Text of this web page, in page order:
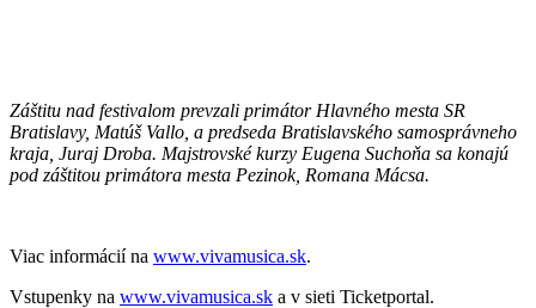
Záštitu nad festivalom prevzali primátor Hlavného mesta SR
Bratislavy, Matúš Vallo, a predseda Bratislavského samosprávneho
kraja, Juraj Droba. Majstrovské kurzy Eugena Suchoňa sa konajú
pod záštitou primátora mesta Pezinok, Romana Mácsa.
Viac informácií na www.vivamusica.sk.
Vstupenky na www.vivamusica.sk a v sieti Ticketportal.